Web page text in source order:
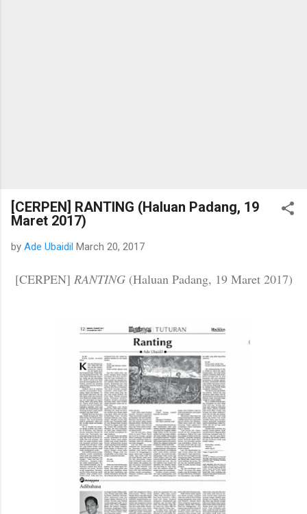
[CERPEN] RANTING (Haluan Padang, 19
Maret 2017)
by Ade Ubaidil March 20, 2017
[CERPEN] RANTING(Haluan Padang, 19 Maret 2017)